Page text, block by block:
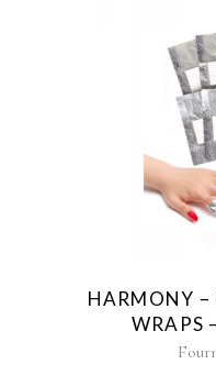
HARMONY –
WRAPS